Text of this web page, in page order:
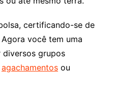
certificando-se de
você tem uma
grupos
agachamentosou